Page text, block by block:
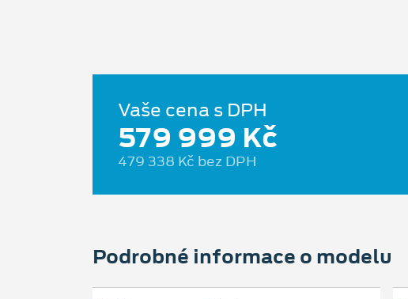
Vaše cena s DPH
579 999 Kč
479 338 Kč bez DPH
Podrobné informace o modelu